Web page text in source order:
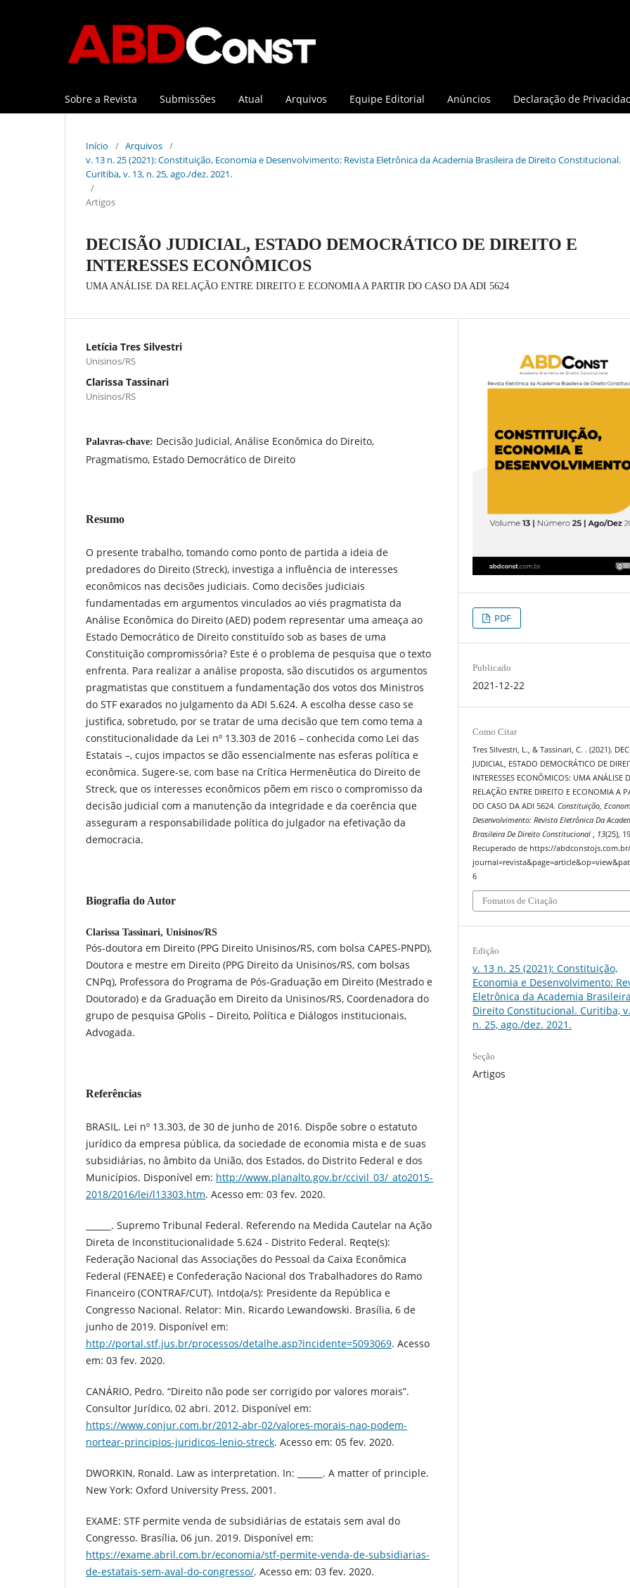
Sobre a Revista Submissões Atual Arquivos Equipe Editorial Anúncios Declaração de
Início / Arquivos /
v. 13 n. 25 (2021): Constituição, Economia e Desenvolvimento: Revista Eletrônica da Academia Brasileira de Direito Constitucional.
Curitiba, v. 13, n. 25, ago./dez. 2021.
/
Artigos
DECISÃO JUDICIAL, ESTADO DEMOCRÁTICO DE DIREITO E
INTERESSES ECONÔMICOS
UMA ANÁLISE DA RELAÇÃO ENTRE DIREITO E ECONOMIA A PARTIR DO CASO DA ADI 5624
Letícia Tres Silvestri
Unisinos/RS
Clarissa Tassinari
Unisinos/RS
Palavras-chave: Decisão Judicial, Análise Econômica do Direito,
Pragmatismo, Estado Democrático de Direito
Resumo
O presente trabalho, tomando como ponto de partida a ideia de
predadores do Direito (Streck), investiga a influência de interesses
econômicos nas decisões judiciais. Como decisões judiciais
fundamentadas em argumentos vinculados ao viés pragmatista da
Análise Econômica do Direito (AED) podem representar uma ameaça ao
Estado Democrático de Direito constituído sob as bases de uma
Constituição compromissória? Este é o problema de pesquisa que o texto
enfrenta. Para realizar a análise proposta, são discutidos os argumentos
pragmatistas que constituem a fundamentação dos votos dos Ministros
do STF exarados no julgamento da ADI 5.624. A escolha desse caso se
justifica, sobretudo, por se tratar de uma decisão que tem como tema a
constitucionalidade da Lei nº 13.303 de 2016 – conhecida como Lei das
Estatais –, cujos impactos se dão essencialmente nas esferas política e
econômica. Sugere-se, com base na Crítica Hermenêutica do Direito de
Streck, que os interesses econômicos põem em risco o compromisso da
decisão judicial com a manutenção da integridade e da coerência que
asseguram a responsabilidade política do julgador na efetivação da
democracia.
Biografia do Autor
Clarissa Tassinari, Unisinos/RS
Pós-doutora em Direito (PPG Direito Unisinos/RS, com bolsa CAPES-PNPD),
Doutora e mestre em Direito (PPG Direito da Unisinos/RS, com bolsas
CNPq), Professora do Programa de Pós-Graduação em Direito (Mestrado e
Doutorado) e da Graduação em Direito da Unisinos/RS, Coordenadora do
grupo de pesquisa GPolis – Direito, Política e Diálogos institucionais,
Advogada.
Referências
BRASIL. Lei nº 13.303, de 30 de junho de 2016. Dispõe sobre o estatuto
jurídico da empresa pública, da sociedade de economia mista e de suas
subsidiárias, no âmbito da União, dos Estados, do Distrito Federal e dos
Municípios. Disponível em: http://www.planalto.gov.br/ccivil_03/_ato2015-
2018/2016/lei/l13303.htm. Acesso em: 03 fev. 2020.
______. Supremo Tribunal Federal. Referendo na Medida Cautelar na Ação
Direta de Inconstitucionalidade 5.624 - Distrito Federal. Reqte(s):
Federação Nacional das Associações do Pessoal da Caixa Econômica
Federal (FENAEE) e Confederação Nacional dos Trabalhadores do Ramo
Financeiro (CONTRAF/CUT). Intdo(a/s): Presidente da República e
Congresso Nacional. Relator: Min. Ricardo Lewandowski. Brasília, 6 de
junho de 2019. Disponível em:
http://portal.stf.jus.br/processos/detalhe.asp?incidente=5093069. Acesso
em: 03 fev. 2020.
CANÁRIO, Pedro. “Direito não pode ser corrigido por valores morais”.
Consultor Jurídico, 02 abri. 2012. Disponível em:
https://www.conjur.com.br/2012-abr-02/valores-morais-nao-podem-
nortear-principios-juridicos-lenio-streck. Acesso em: 05 fev. 2020.
DWORKIN, Ronald. Law as interpretation. In: ______. A matter of principle.
New York: Oxford University Press, 2001.
EXAME: STF permite venda de subsidiárias de estatais sem aval do
Congresso. Brasília, 06 jun. 2019. Disponível em:
https://exame.abril.com.br/economia/stf-permite-venda-de-subsidiarias-
de-estatais-sem-aval-do-congresso/. Acesso em: 03 fev. 2020.
PDF
Publicado
2021-12-22
Como Citar
Tres Silvestri, L., & Tassinari, C. . (2021).
JUDICIAL, ESTADO DEMOCRÁTICO DE
INTERESSES ECONÔMICOS: UMA ANÁLISE
RELAÇÃO ENTRE DIREITO E ECONOMIA A
DO CASO DA ADI 5624.Constituição,
Desenvolvimento: Revista Eletrônica Da
Brasileira De Direito Constitucional
13(25),
Recuperado de https://
6
Fomatos de Citação
Edição
v. 13 n. 25 (2021): Constituição,
Economia e Desenvolvimento:
Eletrônica da Academia
Direito Constitucional. Curitiba,
n. 25, ago./dez. 2021.
Seção
Artigos